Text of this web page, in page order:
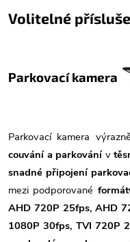
Volitelné
Parkovací kamera
Parkovací kamera výrazně
couvání a parkovánív
snadné připojení
mezi podporované
AHD 720P 25fps, AHD
1080P 30fps, TVI 720P